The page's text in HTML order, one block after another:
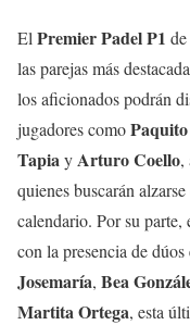
El Premier Padel P1
las parejas más
los aficionados podrán
jugadores como
TapiayArturo Coello,
quienes buscarán
calendario. Por su parte,
con la presencia de dúos
Josemaría, Bea
Martita Ortega, esta